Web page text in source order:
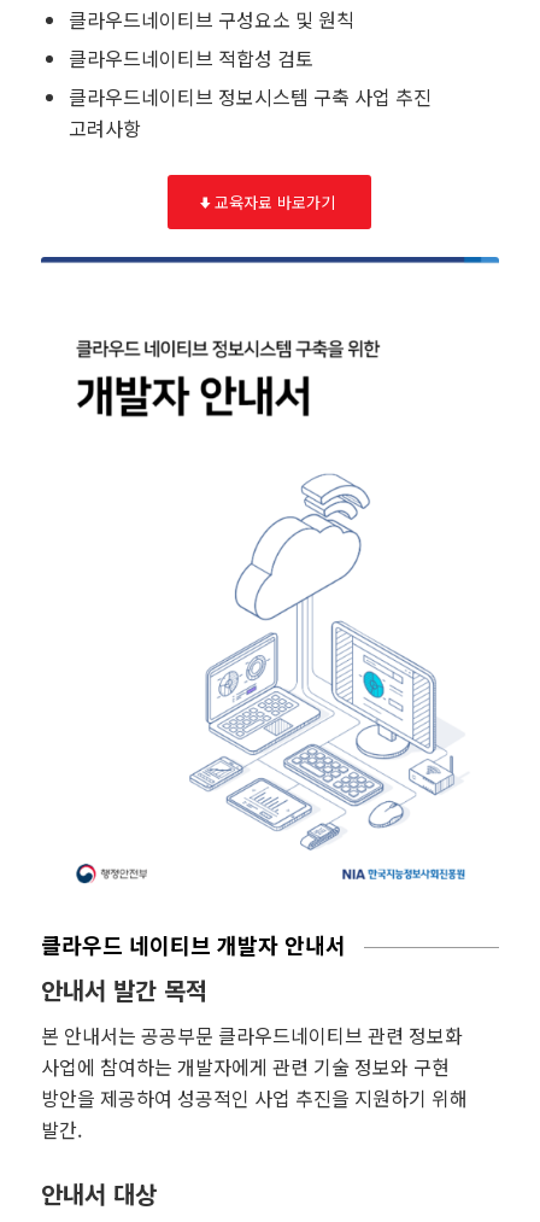
클라우드네이티브 구성요소 및 원칙
클라우드네이티브 적합성 검토
클라우드네이티브 정보시스템 구축 사업 추진
고려사항
교육자료 바로가기
클라우드 네이티브 개발자 안내서
안내서 발간 목적
본 안내서는 공공부문 클라우드네이티브 관련 정보화
사업에 참여하는 개발자에게 관련 기술 정보와 구현
방안을 제공하여 성공적인 사업 추진을 지원하기 위해
발간.
안내서 대상